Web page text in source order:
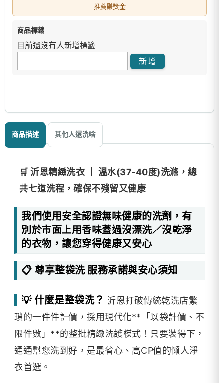
推薦賺獎金
商品標籤
目前還沒有人新增標籤
商品描述 其他人還洗啥
🛒 沂恩精緻洗衣 ｜ 溫水(37-40度)洗滌，總
共七道洗程，確保不殘留又健康
我們使用安全認證無味健康的洗劑，有
別於市面上用香味蓋過沒漂洗／沒乾淨
的衣物，讓您穿得健康又安心
📋 尊享整袋洗 服務承諾與安心須知
💡 什麼是整袋洗？ 沂恩打破傳統乾洗店繁
瑣的一件件計價，採用現代化**「以袋計價、不
限件數」**的整批精緻洗護模式！只要裝得下，
通通幫您洗到好，是最省心、高CP值的懶人淨
衣首選。